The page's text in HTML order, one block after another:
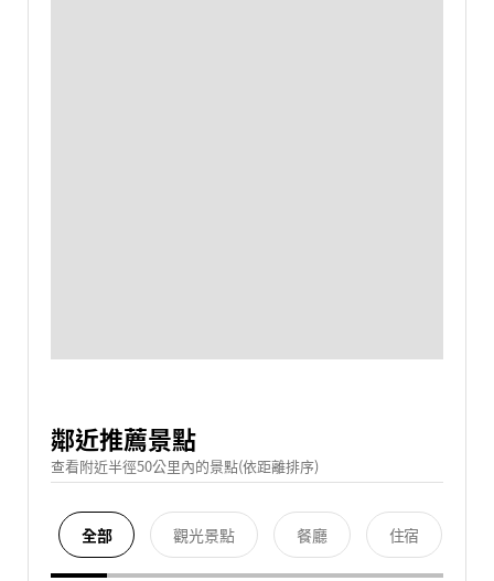
鄰近推薦景點
查看附近半徑50公里內的景點(依距離排序)
全部 觀光景點 餐廳 住宿